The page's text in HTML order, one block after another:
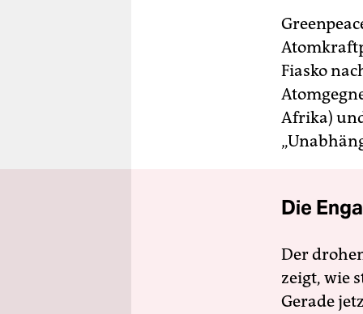
Fiasko
Afrika)
Die
Der
zeigt, wie
Gerade